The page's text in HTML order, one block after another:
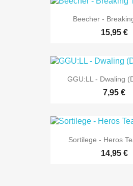
Beecher -
15,95 €
GGU:LL - Dwaling
7,95 €
Sortilege - Heros
14,95 €